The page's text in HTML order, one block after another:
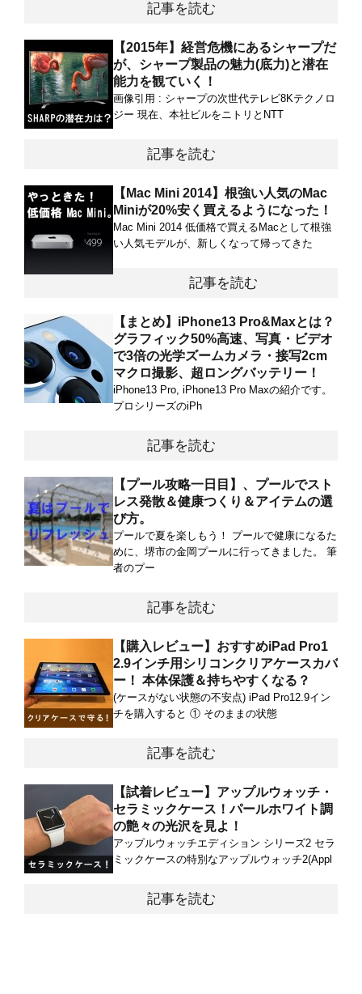
記事を読む
【2015年】経営危機にあるシャープだ
が、シャープ製品の魅力(底力)と潜在
能力を観ていく！
画像引用 : シャープの次世代テレビ8Kテクノロ
ジー 現在、本社ビルをニトリとNTT
記事を読む
【Mac Mini 2014】根強い人気のMac
Miniが20%安く買えるようになった！
Mac Mini 2014 低価格で買えるMacとして根強
い人気モデルが、新しくなって帰ってきた
記事を読む
【まとめ】iPhone13 Pro&Maxとは？
グラフィック50%高速、写真・ビデオ
で3倍の光学ズームカメラ・接写2cm
マクロ撮影、超ロングバッテリー！
iPhone13 Pro, iPhone13 Pro Maxの紹介です。
プロシリーズのiPh
記事を読む
【プール攻略一日目】、プールでスト
レス発散＆健康つくり＆アイテムの選
び方。
プールで夏を楽しもう！ プールで健康になるた
めに、堺市の金岡プールに行ってきました。 筆
者のプー
記事を読む
【購入レビュー】おすすめiPad Pro1
2.9インチ用シリコンクリアケースカバ
ー！ 本体保護＆持ちやすくなる？
(ケースがない状態の不安点) iPad Pro12.9イン
チを購入すると ① そのままの状態
記事を読む
【試着レビュー】アップルウォッチ・
セラミックケース！パールホワイト調
の艶々の光沢を見よ！
アップルウォッチエディション シリーズ2 セラ
ミックケースの特別なアップルウォッチ2(Appl
記事を読む